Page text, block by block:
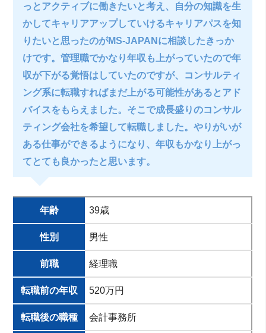
っとアクティブに働きたいと考え、自分の知識を生
かしてキャリアアップしていけるキャリアパスを知
りたいと思ったのがMS-JAPANに相談したきっか
けです。管理職でかなり年収も上がっていたので年
収が下がる覚悟はしていたのですが、コンサルティ
ング系に転職すればまだ上がる可能性があるとアド
バイスをもらえました。そこで成長盛りのコンサル
ティング会社を希望して転職しました。やりがいが
ある仕事ができるようになり、年収もかなり上がっ
てとても良かったと思います。
年齢 39歳
性別 男性
前職 経理職
転職前の年収 520万円
転職後の職種 会計事務所